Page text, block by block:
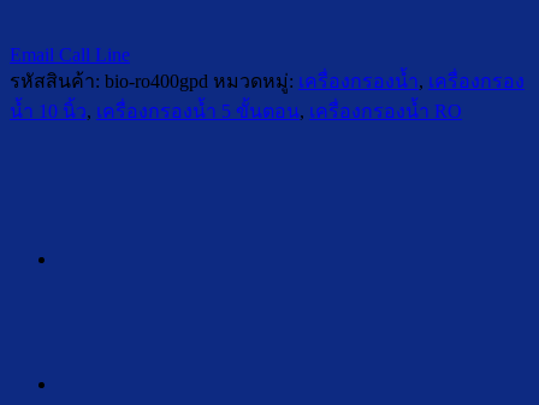
Email Call Line
รหัสสินค้า: bio-ro400gpd หมวดหมู่: เครื่องกรองน้ำ, เครื่องกรอง
น้ำ 10 นิ้ว, เครื่องกรองน้ำ 5 ขั้นตอน, เครื่องกรองน้ำ RO